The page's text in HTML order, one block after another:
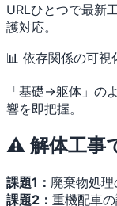
URLひとつで最新
護対応。
📊 依存関係の可視
「基礎→躯体」の
響を即把握。
⚠️ 解体工事
課題1： 廃棄物処
課題2： 重機配車